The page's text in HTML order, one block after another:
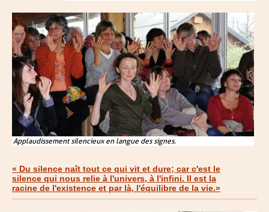
Applaudissement silencieux en langue des signes.
« Du silence naît tout ce qui vit et dure; car c'est le
silence qui nous relie à l'univers, à l'infini. Il est la
racine de l'existence et par là, l'équilibre de la vie.»